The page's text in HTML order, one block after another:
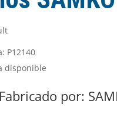
P12140
disponible
Fabricado por: